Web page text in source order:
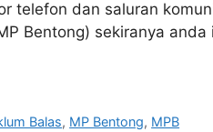
telefon dan saluran
Bentong) sekiranya
Balas, MP Bentong, MPB